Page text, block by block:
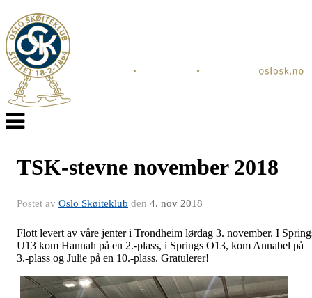
Veksle
navigasjon
TSK-stevne november 2018
Postet av Oslo Skøiteklub den 4. nov 2018
Flott levert av våre jenter i Trondheim lørdag 3. november. I
U13 kom Hannah på en 2.-plass, i Springs O13, kom Annabel på
3.-plass og Julie på en 10.-plass. Gratulerer!